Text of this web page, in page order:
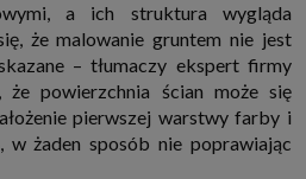
uprawnienia wobec Twoich danych i ich
podmioty z Grupy SAGIER i Zaufanych
danych możesz ją w każdej
oczywiście nie uchyli zgodności z prawem
na jej podstawie);
dostępu do Twoich danych osobowych, ich
a ich struktura wygląda
że malowanie gruntem nie jest
– tłumaczy ekspert firmy
powierzchnia ścian może się
pierwszej warstwy farby i
w żaden sposób nie poprawiając